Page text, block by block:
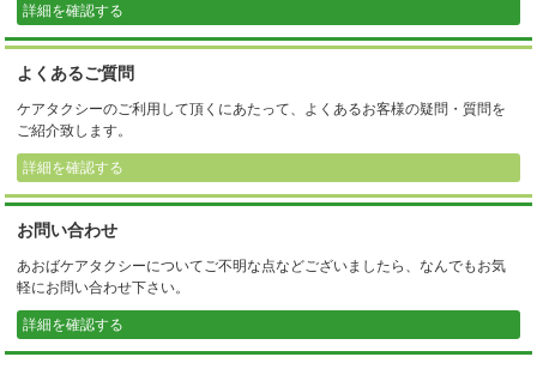
詳細を確認する
よくあるご質問
ケアタクシーのご利用して頂くにあたって、よくあるお客様の疑問・質問を
ご紹介致します。
詳細を確認する
お問い合わせ
あおばケアタクシーについてご不明な点などございましたら、なんでもお気
軽にお問い合わせ下さい。
詳細を確認する